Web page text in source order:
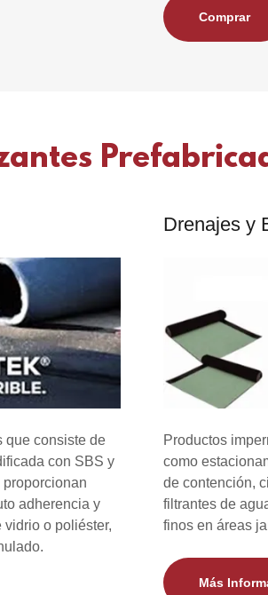
Comprar
que consiste de
con SBS y
adherencia y
o poliéster,
Drenajes y
Productos
como
de contención,
filtrantes de
finos en áreas
Más